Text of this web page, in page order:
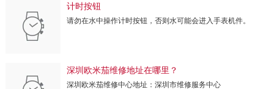
计时按钮
请勿在水中操作计时按钮，否则水可能会进入手表机件。
深圳欧米茄维修地址在哪里？
深圳欧米茄维修中心地址：深圳市维修服务中心